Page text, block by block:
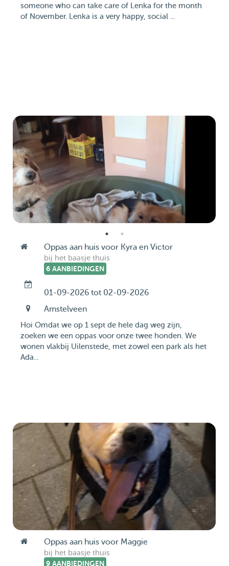
someone who can take care of Lenka for the month
of November. Lenka is a very happy, social ...
Oppas aan huis voor Kyra en Victor
bij het baasje thuis
6 AANBIEDINGEN
01-09-2026 tot 02-09-2026
Amstelveen
Hoi Omdat we op 1 sept de hele dag weg zijn,
zoeken we een oppas voor onze twee honden. We
wonen vlakbij Uilenstede, met zowel een park als het
Ada...
Oppas aan huis voor Maggie
bij het baasje thuis
9 AANBIEDINGEN